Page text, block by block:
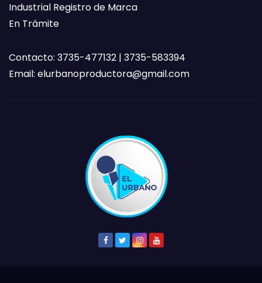
Industrial Registro de Marca
En Trámite
Contacto: 3735-477132 | 3735-583394
Email: elurbanoproductora@gmail.com